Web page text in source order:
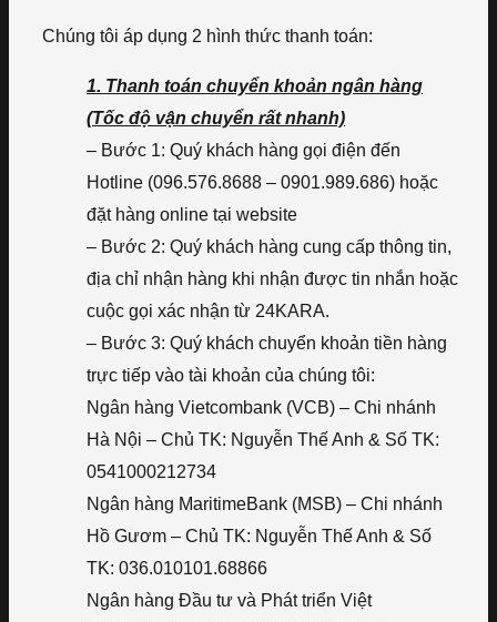
Chúng tôi áp dụng 2 hình thức thanh toán:
1. Thanh toán chuyển khoản ngân hàng
(Tốc độ vận chuyển rất nhanh)
– Bước 1: Quý khách hàng gọi điện đến
Hotline (096.576.8688 – 0901.989.686) hoặc
đặt hàng online tại website
– Bước 2: Quý khách hàng cung cấp thông tin,
địa chỉ nhận hàng khi nhận được tin nhắn hoặc
cuộc gọi xác nhận từ 24KARA.
– Bước 3: Quý khách chuyển khoản tiền hàng
trực tiếp vào tài khoản của chúng tôi:
Ngân hàng Vietcombank (VCB) – Chi nhánh
Hà Nội – Chủ TK: Nguyễn Thế Anh & Số TK:
0541000212734
Ngân hàng MaritimeBank (MSB) – Chi nhánh
Hồ Gươm – Chủ TK: Nguyễn Thế Anh & Số
TK: 036.010101.68866
Ngân hàng Đầu tư và Phát triển Việt